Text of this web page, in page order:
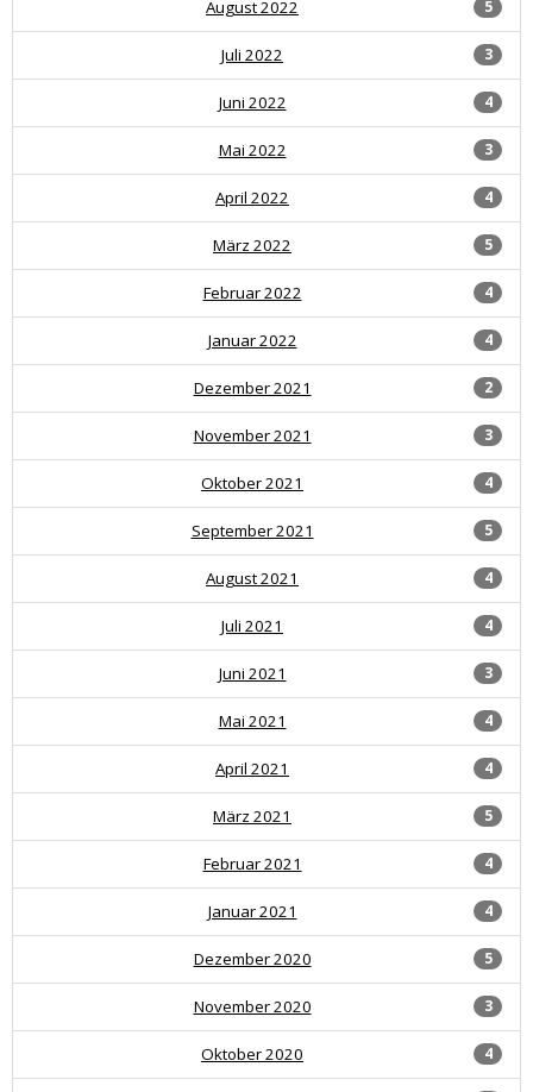
5
August 2022
3
Juli 2022
4
Juni 2022
3
Mai 2022
4
April 2022
5
März 2022
4
Februar 2022
4
Januar 2022
2
Dezember 2021
3
November 2021
4
Oktober 2021
5
September 2021
4
August 2021
4
Juli 2021
3
Juni 2021
4
Mai 2021
4
April 2021
5
März 2021
4
Februar 2021
4
Januar 2021
5
Dezember 2020
3
November 2020
4
Oktober 2020